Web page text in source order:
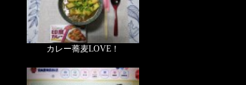
カレー蕎麦LOVE！